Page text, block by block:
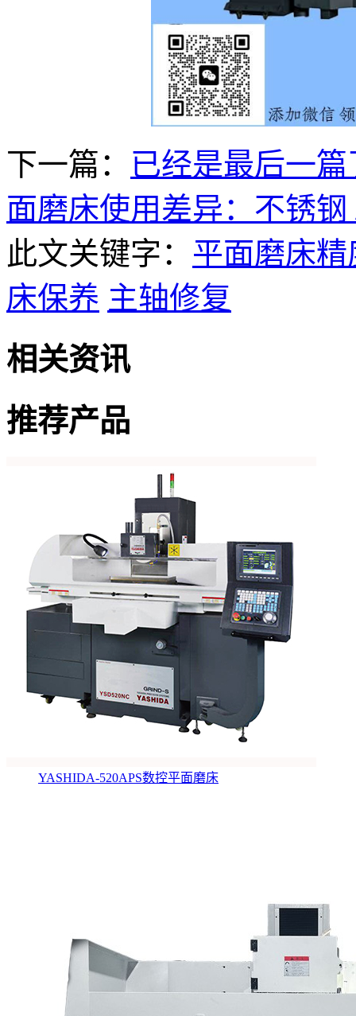
下一篇： 已经是最后一篇
面磨床使用差异：不锈
此文关键字： 平面磨床精
床保养 主轴修复
相关资讯
推荐产品
YASHIDA-520APS数控平面磨床